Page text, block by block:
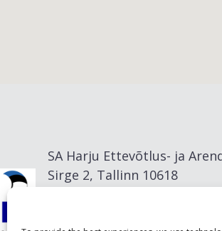
SA Harju Ettevõtlus- ja
Sirge 2, Tallinn 10618